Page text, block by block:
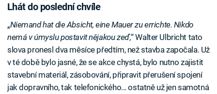
Lhát do poslední chvíle
„Niemand hat die Absicht, eine Mauer zu errichte. Nikdo
nemá v úmyslu postavit nějakou zeď,“ Walter Ulbricht tato
slova pronesl dva měsíce předtím, než stavba započala. Už
v té době bylo jasné, že se akce chystá, bylo nutno zajistit
stavební materiál, zásobování, připravit přerušení spojení
jak dopravního, tak telefonického... ostatně už jen samotná